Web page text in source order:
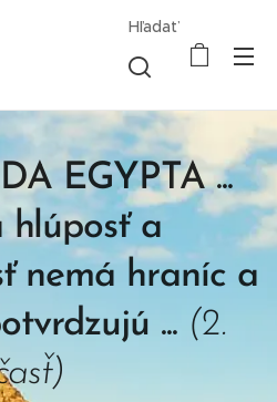
Hľadať
EGYPTA ...
hlúposť a
nemá hraníc a
... (2.